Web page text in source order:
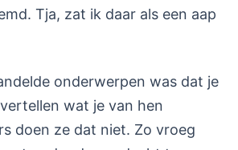
Tja, zat ik daar als een aap
onderwerpen was dat je
wat je van hen
doen ze dat niet. Zo vroeg